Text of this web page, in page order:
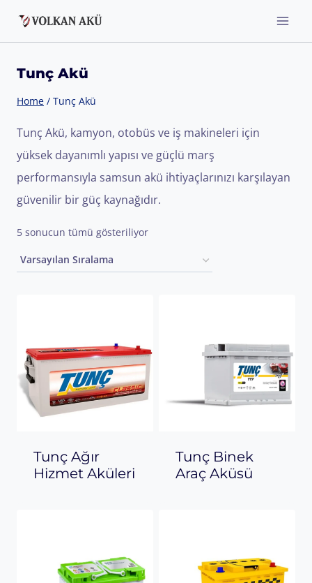
Tunç Akü
Home / Tunç Akü
Tunç Akü, kamyon, otobüs ve iş makineleri için
yüksek dayanımlı yapısı ve güçlü marş
performansıyla samsun akü ihtiyaçlarınızı karşılayan
güvenilir bir güç kaynağıdır.
5 sonucun tümü gösteriliyor
Tunç Ağır
Hizmet Aküleri
Tunç Binek
Araç Aküsü